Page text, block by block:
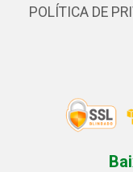
POLÍTICA DE